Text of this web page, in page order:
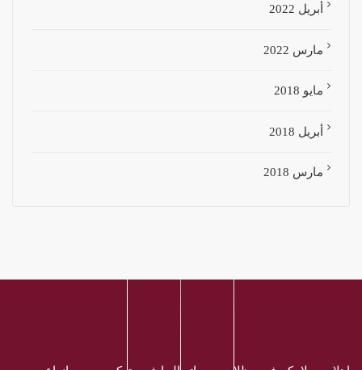
أبريل 2022
مارس 2022
مايو 2018
أبريل 2018
مارس 2018